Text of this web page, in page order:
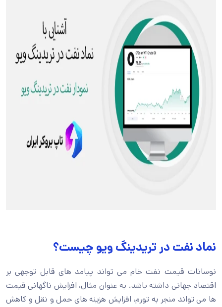
نماد نفت در تریدینگ ویو چیست؟
نوسانات قیمت نفت خام می تواند پیامد های قابل توجهی بر
اقتصاد جهانی داشته باشد. به عنوان مثال، افزایش ناگهانی قیمت
ها می تواند منجر به تورم، افزایش هزینه های حمل و نقل و کاهش